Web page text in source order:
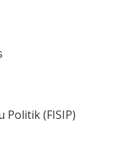
Politik (FISIP)